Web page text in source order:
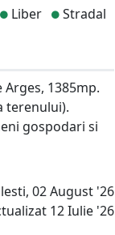
Liber Stradal
1385mp.
terenului).
gospodari si
02 August '26
12 Iulie '26